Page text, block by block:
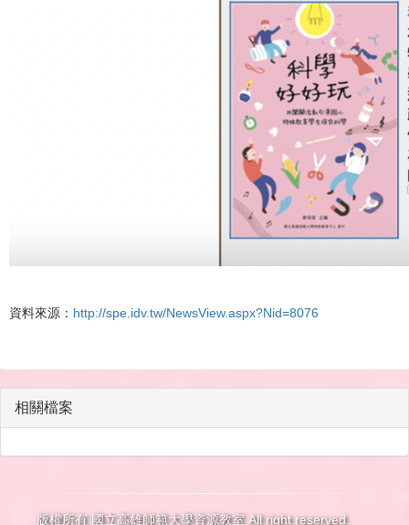
資料來源： http://spe.idv.tw/NewsView.aspx?Nid=8076
相關檔案
版權所有 國立高雄師範大學資源教室 All right reserved.